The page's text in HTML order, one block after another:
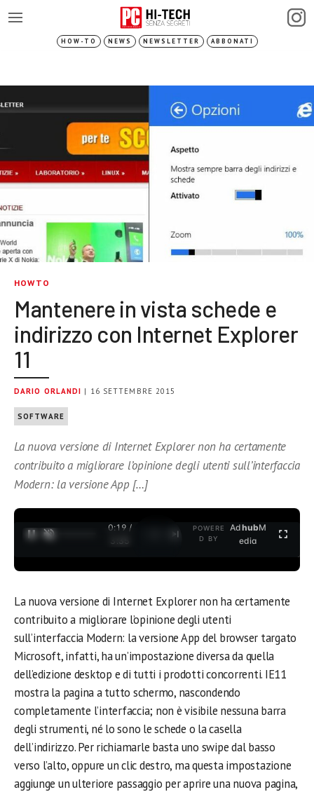
HOW-TO NEWS NEWSLETTER ABBONATI
HOWTO
Mantenere in vista schede e
indirizzo con Internet Explorer
11
DARIO ORLANDI | 16 SETTEMBRE 2015
SOFTWARE
La nuova versione di Internet Explorer non ha certamente
contribuito a migliorare l’opinione degli utenti sull’interfaccia
Modern: la versione App […]
0:19 /
3:35
POWERE
D BY
AdhubM
edia
La nuova versione di Internet Explorer non ha certamente
contribuito a migliorare l’opinione degli utenti
sull’interfaccia Modern: la versione App del browser targato
Microsoft, infatti, ha un’impostazione diversa da quella
dell’edizione desktop e di tutti i prodotti concorrenti. IE11
mostra la pagina a tutto schermo, nascondendo
completamente l’interfaccia; non è visibile nessuna barra
degli strumenti, né lo sono le schede o la casella
dell’indirizzo. Per richiamarle basta uno swipe dal basso
verso l’alto, oppure un clic destro, ma questa impostazione
aggiunge un ulteriore passaggio per aprire una nuova pagina,